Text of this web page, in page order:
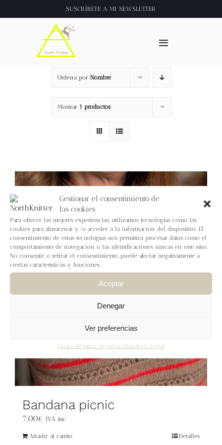
Gestionar el consentimiento de
las cookies
Para ofrecer las mejores experiencias, utilizamos tecnologías como las
cookies para almacenar y/o acceder a la información del dispositivo. El
consentimiento de estas tecnologías nos permitirá procesar datos como el
comportamiento de navegación o las identificaciones únicas en este sitio.
No consentir o retirar el consentimiento, puede afectar negativamente a
ciertas características y funciones.
Aceptar
Denegar
Ver preferencias
CookiesPolítica de privacidad Aviso Legal
al
SUSCRÍBETE A MI NEWSLETTER
Toggle
Inicio
About
Tienda
Blog
Contacto
Newsletter
Mi cuenta
Ordena por Nombre
Mostrar 1 productos
Bandana picnic
7,00€ IVA inc.
Añadir al carrito Detalles